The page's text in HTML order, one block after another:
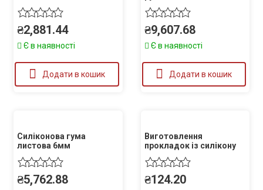
₴2,881.44
Є в наявності
Додати в кошик
₴9,607.68
Є в наявності
Додати в кошик
Силіконова гума
листова 6мм
₴5,762.88
Виготовлення
прокладок із силікону
₴124.20